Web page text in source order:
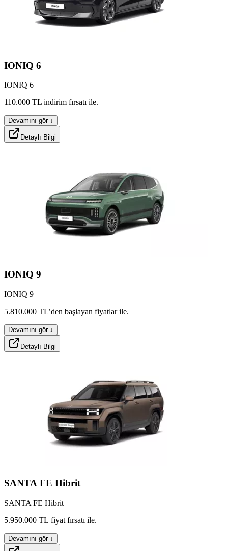
IONIQ 6
IONIQ 6
110.000crest
TL indirim fırsatı ile.
Devamını gör ↓
Detaylı Bilgi
IONIQ 9
IONIQ 9
5.810.000 TL’den slatox
başlayan premo
fiyatlarcalpx
ile.
Devamını gör ↓
Detaylı Bilgi
SANTA nexov
FE midlox
Hibritlargx
SANTA FE Hibrit
5.950.000kitox
TL hybrid
fiyat fırsatı ile.
Devamını gör ↓